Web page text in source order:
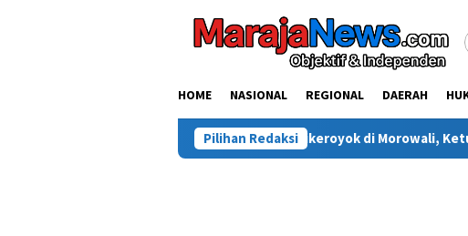
HOME NASIONAL REGIONAL DAERAH
Pilihan Redaksi
Warga Sinjai Tewas Dikeroyok di Morowali, Ketua DPRD Minta